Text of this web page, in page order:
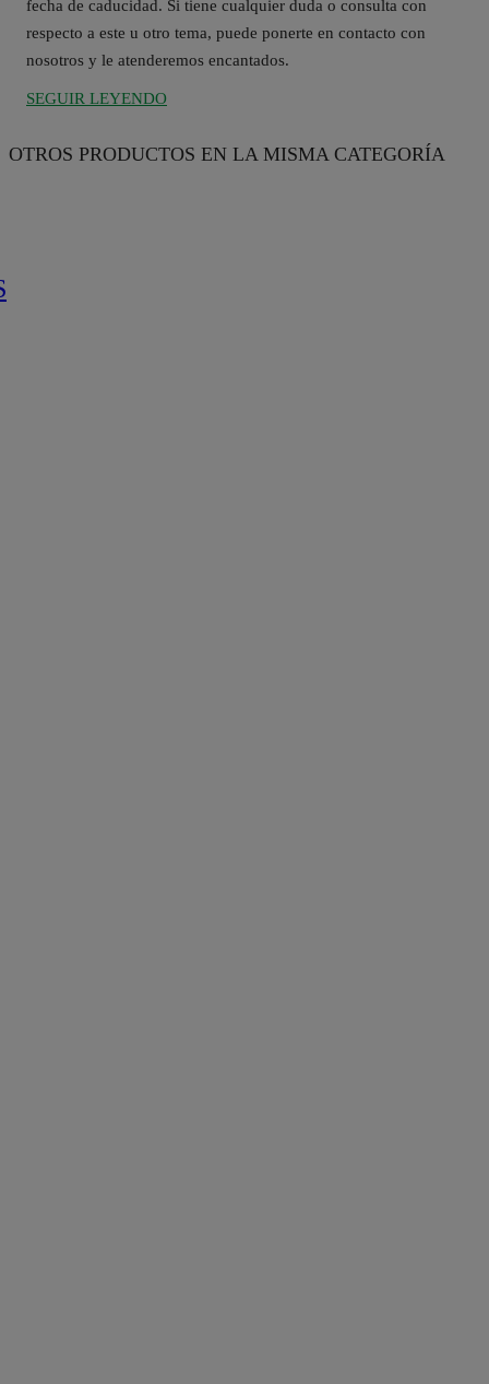
fecha de caducidad. Si tiene cualquier duda o consulta con
respecto a este u otro tema, puede ponerte en contacto con
nosotros y le atenderemos encantados.
SEGUIR LEYENDO
OTROS PRODUCTOS EN LA MISMA CATEGORÍA